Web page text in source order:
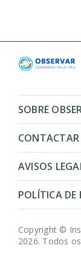
SOBRE
CONTACTAR
AVISOS
POLÍTICA DE
Copyright ©
2026. Todos